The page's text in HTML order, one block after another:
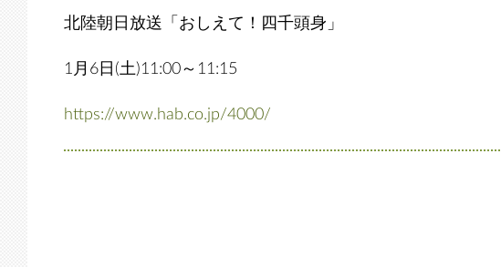
北陸朝日放送「おしえて！四千頭身」
1月6日(土)11:00～11:15
https://www.hab.co.jp/4000/